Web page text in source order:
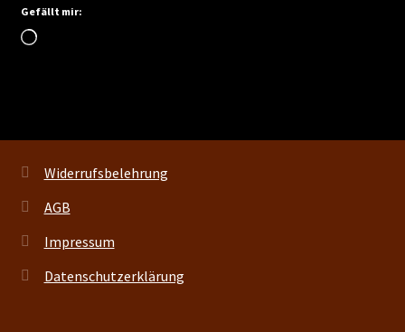
Vertrag widerrufen
Gefällt mir:
Wird
Widerrufsbelehrung
AGB
Impressum
Datenschutzerklärung